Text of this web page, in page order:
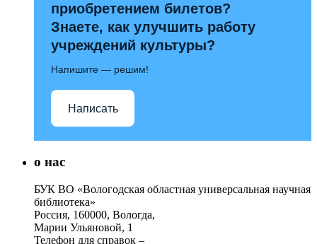
приобретением билетов?
Знаете, как улучшить работу
учреждений культуры?
Напишите — решим!
Написать
о нас
БУК ВО «Вологодская областная универсальная научная
библиотека»
Россия, 160000, Вологда,
Марии Ульяновой, 1
Телефон для справок –